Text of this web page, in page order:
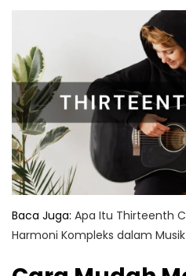
Baca Juga: Apa Itu Thirteenth
Harmoni Kompleks dalam